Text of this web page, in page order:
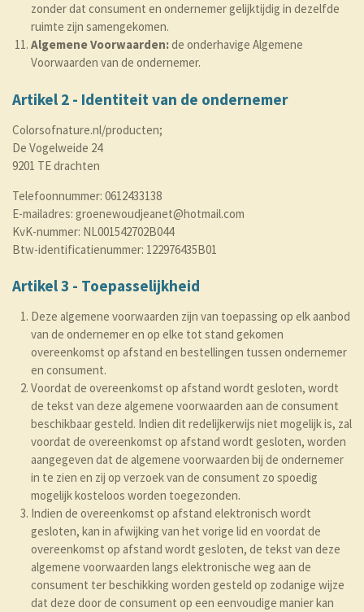
zonder dat consument en ondernemer gelijktijdig in dezelfde
ruimte zijn samengekomen.
Algemene Voorwaarden:de onderhavige Algemene
Voorwaarden van de ondernemer.
Artikel 2 - Identiteit van de ondernemer
Colorsofnature.nl/producten;
De Vogelweide 24
9201 TE drachten
Telefoonnummer: 0612433138
E-mailadres: groenewoudjeanet@hotmail.com
KvK-nummer: NL001542702B044
Btw-identificatienummer: 122976435B01
Artikel 3 - Toepasselijkheid
Deze algemene voorwaarden zijn van toepassing op elk aanbod
van de ondernemer en op elke tot stand gekomen
overeenkomst op afstand en bestellingen tussen ondernemer
en consument.
Voordat de overeenkomst op afstand wordt gesloten, wordt
de tekst van deze algemene voorwaarden aan de consument
beschikbaar gesteld. Indien dit redelijkerwijs niet mogelijk is, zal
voordat de overeenkomst op afstand wordt gesloten, worden
aangegeven dat de algemene voorwaarden bij de ondernemer
in te zien en zij op verzoek van de consument zo spoedig
mogelijk kosteloos worden toegezonden.
Indien de overeenkomst op afstand elektronisch wordt
gesloten, kan in afwijking van het vorige lid en voordat de
overeenkomst op afstand wordt gesloten, de tekst van deze
algemene voorwaarden langs elektronische weg aan de
consument ter beschikking worden gesteld op zodanige wijze
dat deze door de consument op een eenvoudige manier kan